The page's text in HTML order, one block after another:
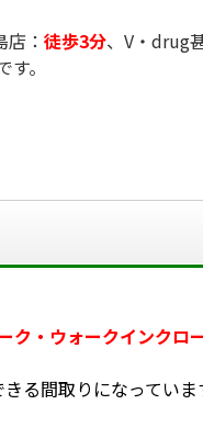
： 徒歩3分、 V・drug
す。
ク・ウォークインクロ
る間取りになっていま